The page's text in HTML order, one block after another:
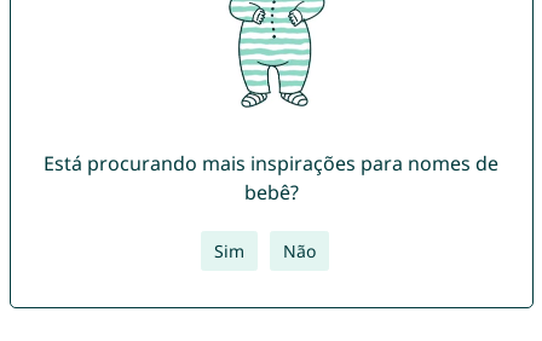
Está procurando mais inspirações para nomes de
bebê?
Sim Não